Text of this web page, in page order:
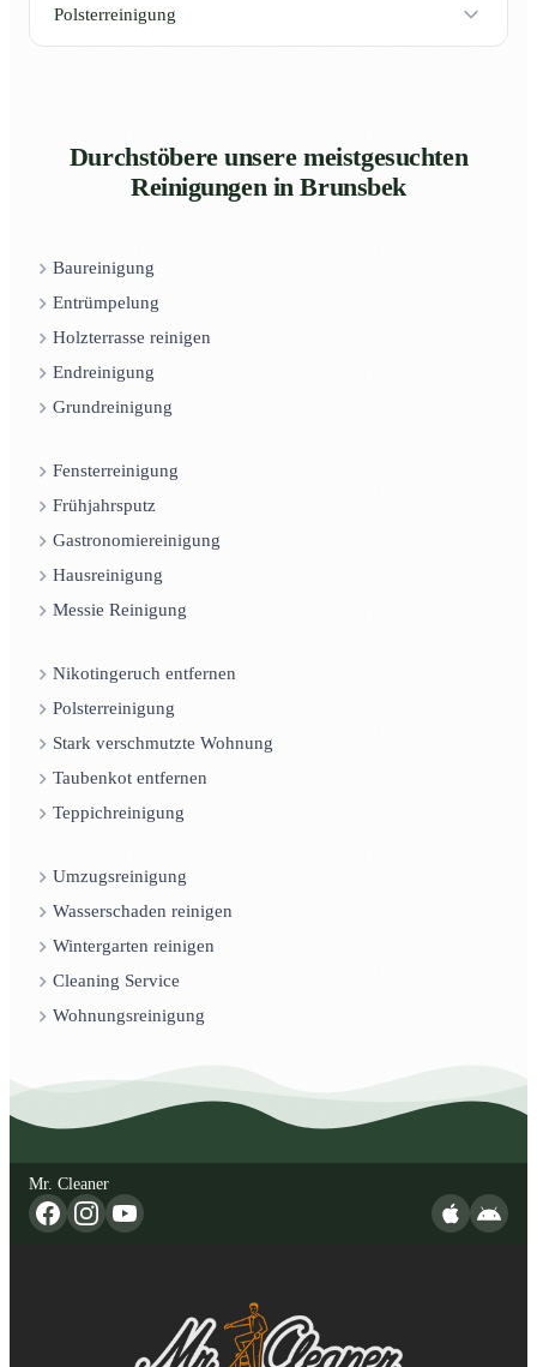
Polsterreinigung
Durchstöbere unsere meistgesuchten
Reinigungen in Brunsbek
Baureinigung
Entrümpelung
Holzterrasse reinigen
Endreinigung
Grundreinigung
Fensterreinigung
Frühjahrsputz
Gastronomiereinigung
Hausreinigung
Messie Reinigung
Nikotingeruch entfernen
Polsterreinigung
Stark verschmutzte Wohnung
Taubenkot entfernen
Teppichreinigung
Umzugsreinigung
Wasserschaden reinigen
Wintergarten reinigen
Cleaning Service
Wohnungsreinigung
Mr. Cleaner